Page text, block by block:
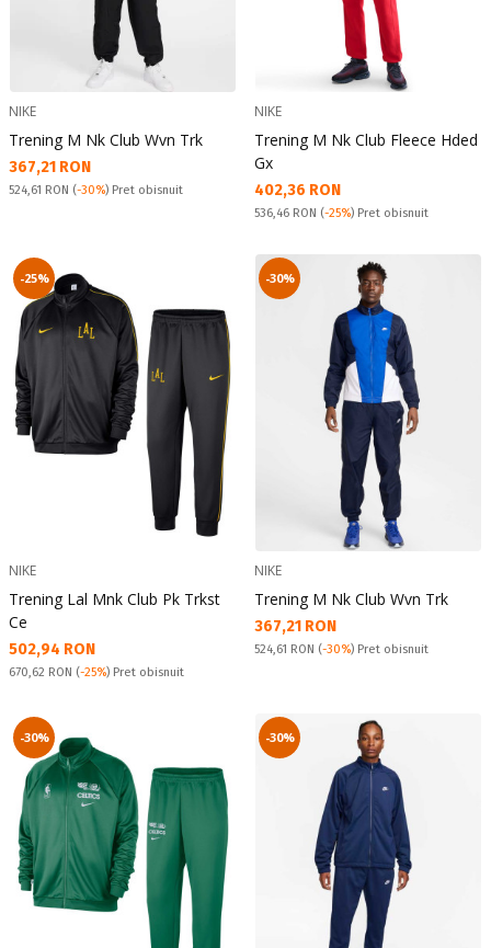
NIKE
Trening M Nk Club Wvn Trk
Текуща цена:
367,21 RON
Pret obisnuit:
524,61 RON (-30%) Pret obisnuit
NIKE
Trening M Nk Club Fleece Hded
Gx
Текуща цена:
402,36 RON
Pret obisnuit:
536,46 RON (-25%) Pret obisnuit
-25%
NIKE
Trening Lal Mnk Club Pk Trkst
Ce
Текуща цена:
502,94 RON
Pret obisnuit:
670,62 RON (-25%) Pret obisnuit
-30%
NIKE
Trening M Nk Club Wvn Trk
Текуща цена:
367,21 RON
Pret obisnuit:
524,61 RON (-30%) Pret obisnuit
-30% -30%